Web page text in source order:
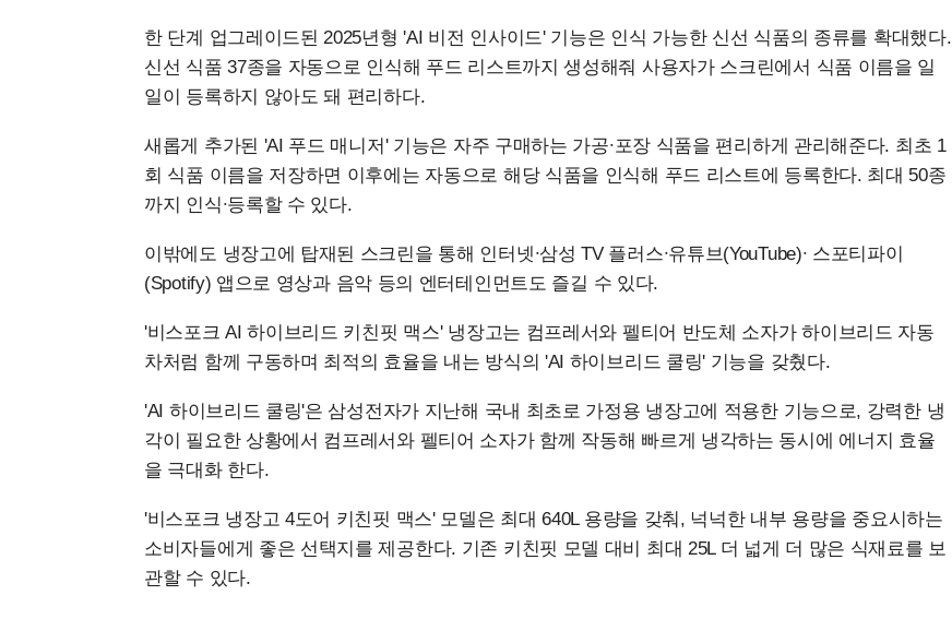
한 단계 업그레이드된 2025년형 'AI 비전 인사이드' 기능은 인식 가능한 신선 식품의 종류를 확대했다.
신선 식품 37종을 자동으로 인식해 푸드 리스트까지 생성해줘 사용자가 스크린에서 식품 이름을 일
일이 등록하지 않아도 돼 편리하다.
새롭게 추가된 'AI 푸드 매니저' 기능은 자주 구매하는 가공∙포장 식품을 편리하게 관리해준다. 최초 1
회 식품 이름을 저장하면 이후에는 자동으로 해당 식품을 인식해 푸드 리스트에 등록한다. 최대 50종
까지 인식∙등록할 수 있다.
이밖에도 냉장고에 탑재된 스크린을 통해 인터넷∙삼성 TV 플러스∙유튜브(YouTube)∙ 스포티파이
(Spotify) 앱으로 영상과 음악 등의 엔터테인먼트도 즐길 수 있다.
'비스포크 AI 하이브리드 키친핏 맥스' 냉장고는 컴프레서와 펠티어 반도체 소자가 하이브리드 자동
차처럼 함께 구동하며 최적의 효율을 내는 방식의 'AI 하이브리드 쿨링' 기능을 갖췄다.
'AI 하이브리드 쿨링'은 삼성전자가 지난해 국내 최초로 가정용 냉장고에 적용한 기능으로, 강력한 냉
각이 필요한 상황에서 컴프레서와 펠티어 소자가 함께 작동해 빠르게 냉각하는 동시에 에너지 효율
을 극대화 한다.
'비스포크 냉장고 4도어 키친핏 맥스' 모델은 최대 640L 용량을 갖춰, 넉넉한 내부 용량을 중요시하는
소비자들에게 좋은 선택지를 제공한다. 기존 키친핏 모델 대비 최대 25L 더 넓게 더 많은 식재료를 보
관할 수 있다.